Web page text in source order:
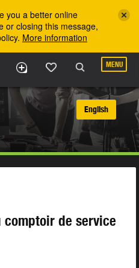
you a better online
or closing this message,
More information
MENU
English
comptoir de service